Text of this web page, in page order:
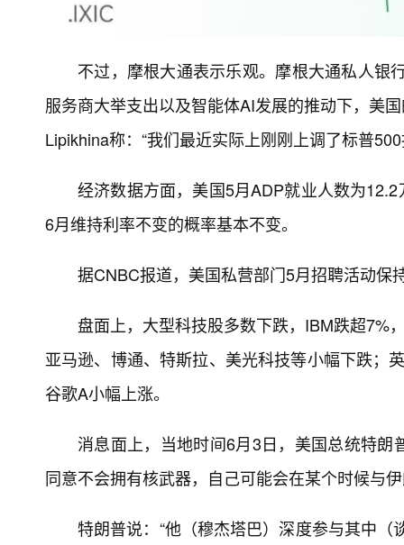
不过，摩根大通表示乐观。摩根大通私人银
服务商大举支出以及智能体AI发展的推动下，美
Lipikhina称：“我们最近实际上刚刚上调了标普
经济数据方面，美国5月ADP就业人数为
6月维持利率不变的概率基本不变。
据CNBC报道，美国私营部门5月招聘活动保
盘面上，大型科技股多数下跌，IBM跌超7%
亚马逊、博通、特斯拉、美光科技等小幅下跌；
谷歌A小幅上涨。
消息面上，当地时间6月3日，美国总统特
同意不会拥有核武器，自己可能会在某个时候与
特朗普说：“他（穆杰塔巴）深度参与其中